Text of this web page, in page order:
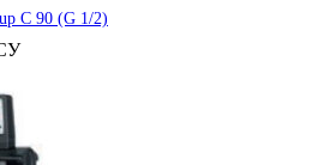
C 90 (G 1/2)